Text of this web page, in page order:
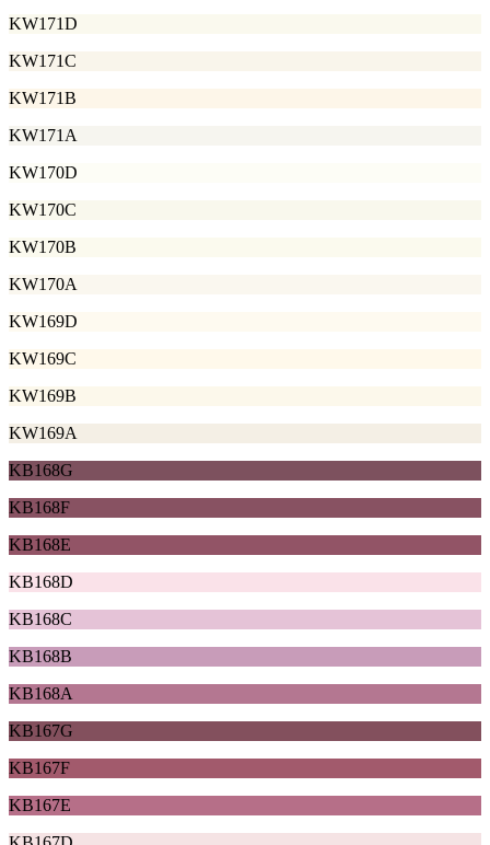
KW171D
KW171C
KW171B
KW171A
KW170D
KW170C
KW170B
KW170A
KW169D
KW169C
KW169B
KW169A
KB168G
KB168F
KB168E
KB168D
KB168C
KB168B
KB168A
KB167G
KB167F
KB167E